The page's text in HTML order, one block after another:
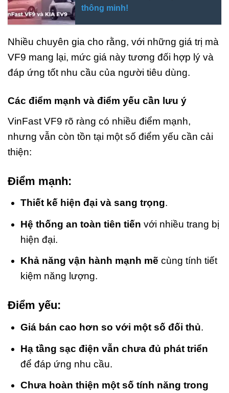
thông minh!
Nhiều chuyên gia cho rằng, với những giá trị mà
VF9 mang lại, mức giá này tương đối hợp lý và
đáp ứng tốt nhu cầu của người tiêu dùng.
Các điểm mạnh và điểm yếu cần lưu ý
VinFast VF9 rõ ràng có nhiều điểm mạnh,
nhưng vẫn còn tồn tại một số điểm yếu cần cải
thiện:
Điểm mạnh:
Thiết kế hiện đại và sang trọng.
Hệ thống an toàn tiên tiến với nhiều trang bị
hiện đại.
Khả năng vận hành mạnh mẽ cùng tính tiết
kiệm năng lượng.
Điểm yếu:
Giá bán cao hơn so với một số đối thủ.
Hạ tầng sạc điện vẫn chưa đủ phát triển
để đáp ứng nhu cầu.
Chưa hoàn thiện một số tính năng trong